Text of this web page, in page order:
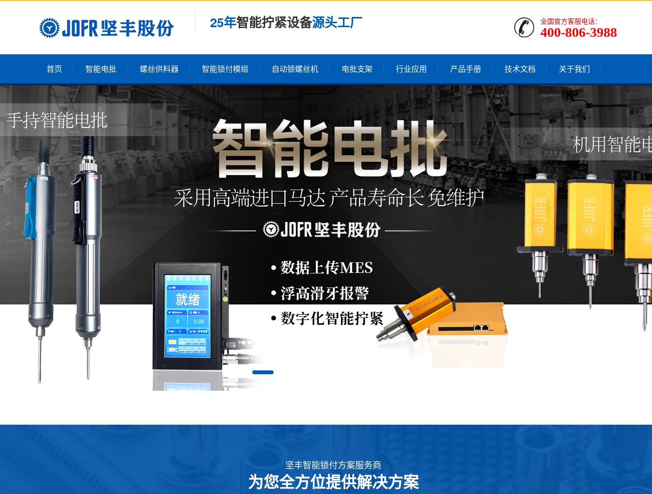
25年智能拧紧设备源头工厂 全国官方客服电话：
400-806-3988
首页 智能电批 螺丝供料器 智能锁付模组 自动锁螺丝机 电批支架 行业应用 产品手册 技术文档 关于我们
坚丰智能锁付方案服务商
为您全方位提供解决方案